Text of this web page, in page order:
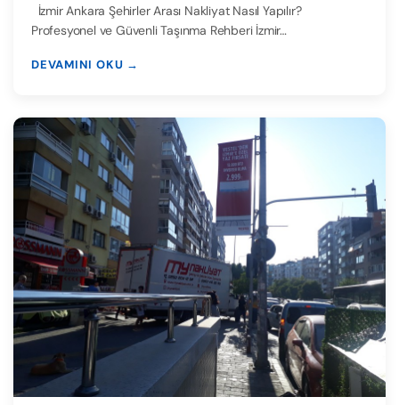
İzmir Ankara Şehirler Arası Nakliyat Nasıl Yapılır?
Profesyonel ve Güvenli Taşınma Rehberi İzmir…
DEVAMINI OKU →